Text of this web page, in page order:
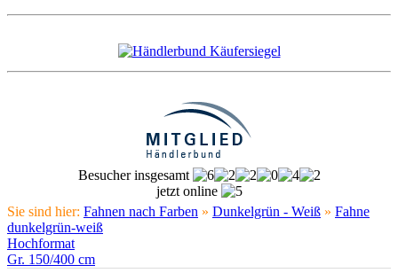
Besucher insgesamt
jetzt online
Sie sind hier: Fahnen nach Farben » Dunkelgrün - Weiß » Fahne
dunkelgrün-weiß
Hochformat
Gr. 150/400 cm